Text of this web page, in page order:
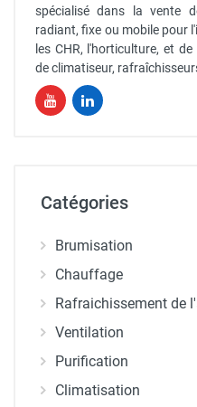
spécialisé dans la vente
radiant, fixe ou mobile pour
les CHR, l'horticulture, et
de climatiseur,
Catégories
Brumisation
Chauffage
Rafraichissement de
Ventilation
Purification
Climatisation